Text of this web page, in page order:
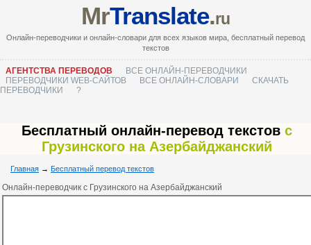
MrTranslate.ru
Онлайн-переводчики и онлайн-словари для всех языков мира, бесплатный перевод
текстов
АГЕНТСТВА ПЕРЕВОДОВ
ВСЕ ОНЛАЙН-ПЕРЕВОДЧИКИ
ПЕРЕВОДЧИКИ WEB-САЙТОВ
ВСЕ ОНЛАЙН-СЛОВАРИ
СКАЧАТЬ
ПЕРЕВОДЧИКИ
?
Бесплатный онлайн-перевод текстов с
Грузинского на Азербайджанский
Главная → Бесплатный перевод текстов
Онлайн-переводчик с Грузинского на Азербайджанский